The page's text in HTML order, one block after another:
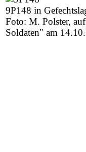
9P148 in
Foto: M. Polster,
Soldaten" am